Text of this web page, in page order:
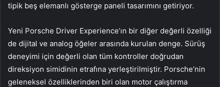
tipik beş elemanlı gösterge paneli tasarımını getiriyor.
Yeni Porsche Driver Experience’ın bir diğer değerli özelliği
de dijital ve analog öğeler arasında kurulan denge. Sürüş
deneyimi için değerli olan tüm kontroller doğrudan
direksiyon simidinin etrafına yerleştirilmiştir. Porsche’nin
geleneksel özelliklerinden biri olan motor çalıştırma